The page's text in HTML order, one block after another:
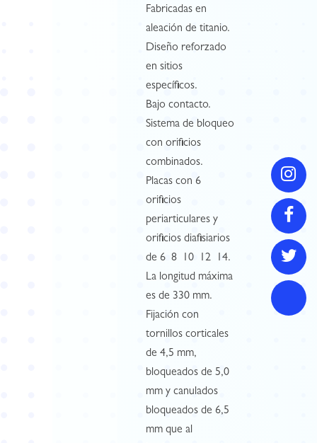
Fabricadas en
aleación de titanio.
Diseño reforzado
en sitios
específicos.
Bajo contacto.
Sistema de bloqueo
con orificios
combinados.
Placas con 6
orificios
periarticulares y
orificios diafisiarios
de 6  8  10  12  14.
La longitud máxima
es de 330 mm.
Fijación con
tornillos corticales
de 4,5 mm,
bloqueados de 5,0
mm y canulados
bloqueados de 6,5
mm que al